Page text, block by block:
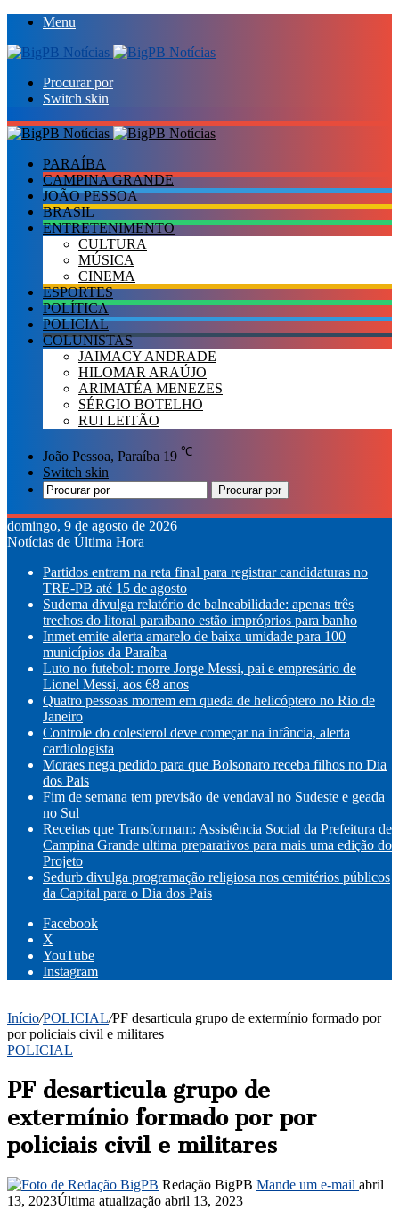
Menu
Procurar por
Switch skin
PARAÍBA
CAMPINA GRANDE
JOÃO PESSOA
BRASIL
ENTRETENIMENTO
CULTURA
MÚSICA
CINEMA
ESPORTES
POLÍTICA
POLICIAL
COLUNISTAS
JAIMACY ANDRADE
HILOMAR ARAÚJO
ARIMATÉA MENEZES
SÉRGIO BOTELHO
RUI LEITÃO
João Pessoa, Paraíba 19 ℃
Switch skin
Procurar por
domingo, 9 de agosto de 2026
Notícias de Última Hora
Partidos entram na reta final para registrar candidaturas no
TRE-PB até 15 de agosto
Sudema divulga relatório de balneabilidade: apenas três
trechos do litoral paraibano estão impróprios para banho
Inmet emite alerta amarelo de baixa umidade para 100
municípios da Paraíba
Luto no futebol: morre Jorge Messi, pai e empresário de
Lionel Messi, aos 68 anos
Quatro pessoas morrem em queda de helicóptero no Rio de
Janeiro
Controle do colesterol deve começar na infância, alerta
cardiologista
Moraes nega pedido para que Bolsonaro receba filhos no Dia
dos Pais
Fim de semana tem previsão de vendaval no Sudeste e geada
no Sul
Receitas que Transformam: Assistência Social da Prefeitura de
Campina Grande ultima preparativos para mais uma edição do
Projeto
Sedurb divulga programação religiosa nos cemitérios públicos
da Capital para o Dia dos Pais
Facebook
X
YouTube
Instagram
Início/POLICIAL/PF desarticula grupo de extermínio formado por
por policiais civil e militares
POLICIAL
PF desarticula grupo de
extermínio formado por por
policiais civil e militares
Redação BigPB Mande um e-mail abril
13, 2023Última atualização abril 13, 2023